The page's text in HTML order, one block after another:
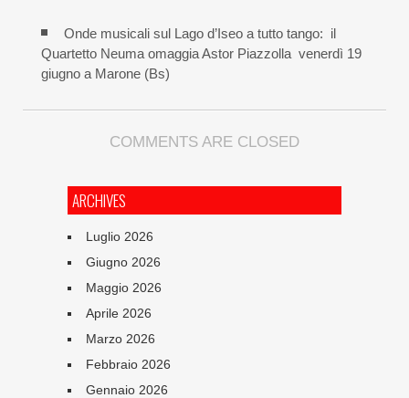
Onde musicali sul Lago d’Iseo a tutto tango: il
Quartetto Neuma omaggia Astor Piazzolla venerdì 19
giugno a Marone (Bs)
COMMENTS ARE CLOSED
ARCHIVES
Luglio 2026
Giugno 2026
Maggio 2026
Aprile 2026
Marzo 2026
Febbraio 2026
Gennaio 2026